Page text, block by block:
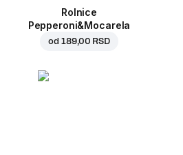
Rolnice
Pepperoni&Mocarela
od 189,00 RSD